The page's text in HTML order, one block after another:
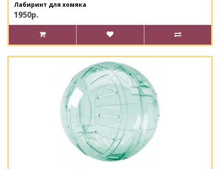
Лабиринт для хомяка
1950р.